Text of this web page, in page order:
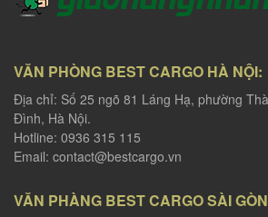
VĂN PHÒNG BEST CARGO HÀ NỘI:
Địa chỉ: Số 25 ngõ 81 Láng Hạ, phường
Đình, Hà Nội.
Hotline: 0936 315 115
Email: contact@bestcargo.vn
VĂN PHÀNG BEST CARGO SÀI